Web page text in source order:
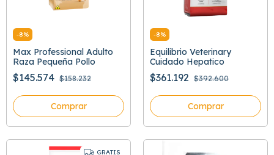
-8%
Max Professional Adulto
Raza Pequeña Pollo
$145.574 $158.232
Comprar
-8%
Equilibrio Veterinary
Cuidado Hepatico
$361.192 $392.600
Comprar
GRATIS